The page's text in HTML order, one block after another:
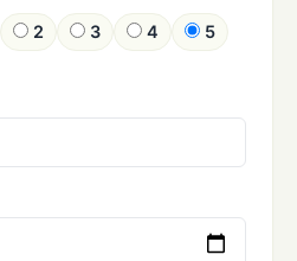
2 3 4 5